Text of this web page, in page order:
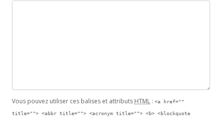
Vous pouvez utiliser ces balises et attributs HTML : <a href=""
title=""> <abbr title=""> <acronym title=""> <b> <blockquote